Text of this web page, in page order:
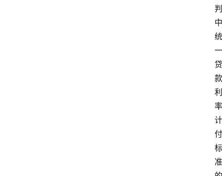
判
中
统
一
贷
款
利
率
计
付
标
准